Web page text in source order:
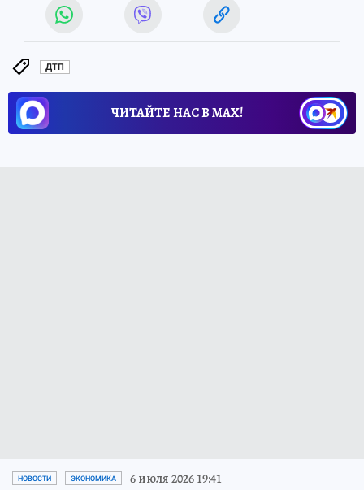
ДТП
ЧИТАЙТЕ НАС В МАХ!
НОВОСТИ ЭКОНОМИКА 6 июля 2026 19:41